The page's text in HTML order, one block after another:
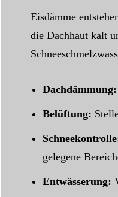
Eisdämme
die Dachhaut kalt
Dachdämmung:
Belüftung:
gelegene
Entwässerung: